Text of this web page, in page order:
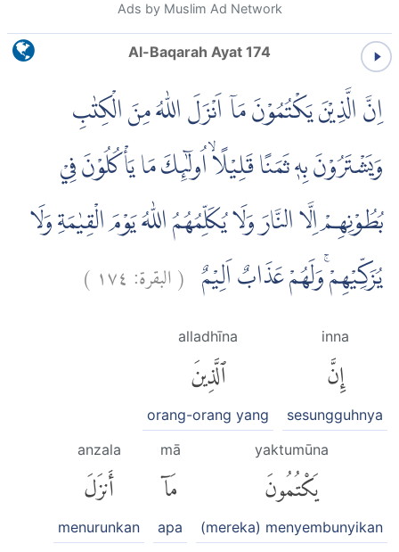
Ads by Muslim Ad Network
Al-Baqarah Ayat 174
اِنَّ الَّذِيْنَ يَكْتُمُوْنَ مَآ اَنْزَلَ اللّٰهُ مِنَ الْكِتٰبِ
وَيَشْتَرُوْنَ بِهٖ ثَمَنًا قَلِيْلًاۙ اُولٰۤىِٕكَ مَا يَأْكُلُوْنَ فِيْ
بُطُوْنِهِمْ اِلَّا النَّارَ وَلَا يُكَلِّمُهُمُ اللّٰهُ يَوْمَ الْقِيٰمَةِ وَلَا
يُزَكِّيْهِمْ ۚوَلَهُمْ عَذَابٌ اَلِيْمٌ (البقرة: ١٧٤ )
inna
إِنَّ
sesungguhnya
alladhīna
ٱلَّذِينَ
orang-orang yang
yaktumūna
يَكْتُمُونَ
(mereka) menyembunyikan
mā
مَآ
apa
anzala
أَنزَلَ
menurunkan